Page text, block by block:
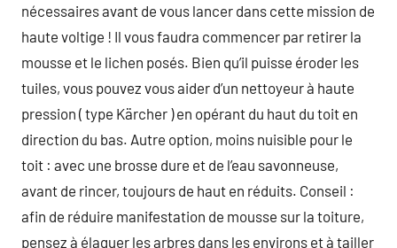
nécessaires avant de vous lancer dans cette mission de
haute voltige ! Il vous faudra commencer par retirer la
mousse et le lichen posés. Bien qu’il puisse éroder les
tuiles, vous pouvez vous aider d’un nettoyeur à haute
pression ( type Kärcher ) en opérant du haut du toit en
direction du bas. Autre option, moins nuisible pour le
toit : avec une brosse dure et de l’eau savonneuse,
avant de rincer, toujours de haut en réduits. Conseil :
afin de réduire manifestation de mousse sur la toiture,
pensez à élaguer les arbres dans les environs et à tailler